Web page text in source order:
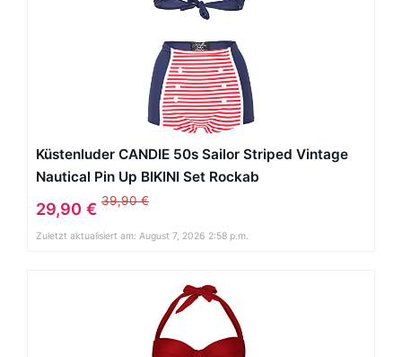
Küstenluder CANDIE 50s Sailor Striped Vintage
Nautical Pin Up BIKINI Set Rockab
29,90 € 39,90 €
Zuletzt aktualisiert am: August 7, 2026 2:58 p.m.